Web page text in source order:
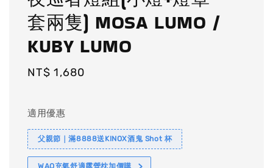
套兩隻) MOSA LUMO /
KUBY LUMO
Regular
NT$ 1,680
適用優惠
父親節｜滿8888送KINOX酒鬼 Shot 杯
WAQ充氣舒適露營枕加價購